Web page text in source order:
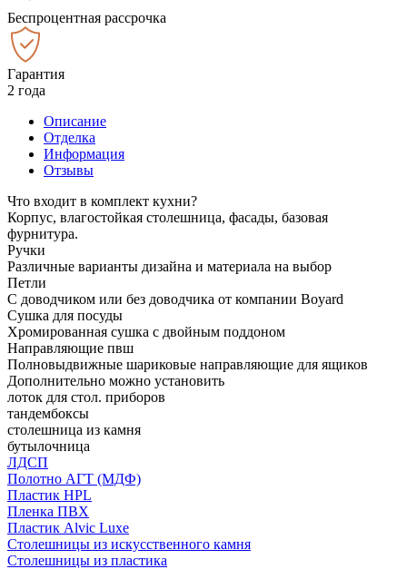
Беспроцентная рассрочка
Гарантия
2 года
Описание
Отделка
Информация
Отзывы
Что входит в комплект кухни?
Корпус, влагостойкая столешница, фасады, базовая
фурнитура.
Ручки
Различные варианты дизайна и материала на выбор
Петли
С доводчиком или без доводчика от компании Boyard
Сушка для посуды
Хромированная сушка с двойным поддоном
Направляющие пвш
Полновыдвижные шариковые направляющие для ящиков
Дополнительно можно установить
лоток для стол. приборов
тандембоксы
столешница из камня
бутылочница
ЛДСП
Полотно АГТ (МДФ)
Пластик HPL
Пленка ПВХ
Пластик Alvic Luxe
Столешницы из искусственного камня
Столешницы из пластика